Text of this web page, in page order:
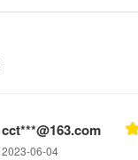
cct***@163.com
2023-06-04